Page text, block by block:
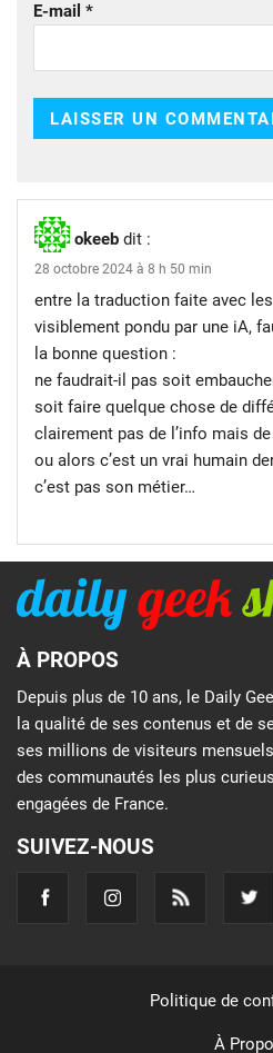
E-mail *
okeeb dit :
28 octobre 2024 à 8 h 50 min
entre la traduction faite avec
visiblement pondu par une iA,
la bonne question :
ne faudrait-il pas soit
soit faire quelque chose de
clairement pas de l’info mais
ou alors c’est un vrai humain
c’est pas son métier…
À PROPOS
Depuis plus de 10 ans, le Daily
la qualité de ses contenus et de
ses millions de visiteurs
des communautés les plus
engagées de France.
SUIVEZ-NOUS
Politique de
À